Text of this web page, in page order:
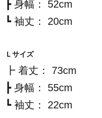
┣ 身幅： 52cm
┗ 袖丈： 20cm
Ｌサイズ
┣ 着丈： 73cm
┣ 身幅： 55cm
┗ 袖丈： 22cm